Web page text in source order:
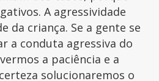
A agressividade
da criança. Se a gente se
a conduta agressiva do
a paciência e a
solucionaremos o